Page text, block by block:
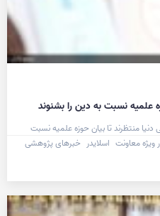
علمیه نسبت به دین را بشنوند
منتظرند تا بیان حوزه علمیه نسبت
ویژه معاونت اسلایدر خبرهای پژوهشی